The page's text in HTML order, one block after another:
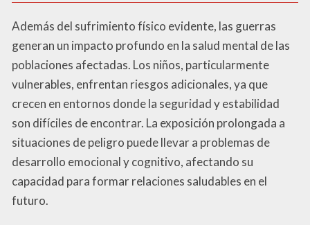
Además del sufrimiento físico evidente, las guerras
generan un impacto profundo en la salud mental de las
poblaciones afectadas. Los niños, particularmente
vulnerables, enfrentan riesgos adicionales, ya que
crecen en entornos donde la seguridad y estabilidad
son difíciles de encontrar. La exposición prolongada a
situaciones de peligro puede llevar a problemas de
desarrollo emocional y cognitivo, afectando su
capacidad para formar relaciones saludables en el
futuro.